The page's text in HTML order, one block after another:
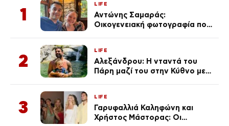
1
LIFE
Αντώνης Σαμαράς:
Οικογενειακή φωτογραφία που
Λένας
2
LIFE
Αλεξάνδρου: Η νταντά του
Πάρη μαζί του στην Κύθνο με
3
LIFE
Γαρυφαλλιά Καληφώνη και
Χρήστος Μάστορας: Οι